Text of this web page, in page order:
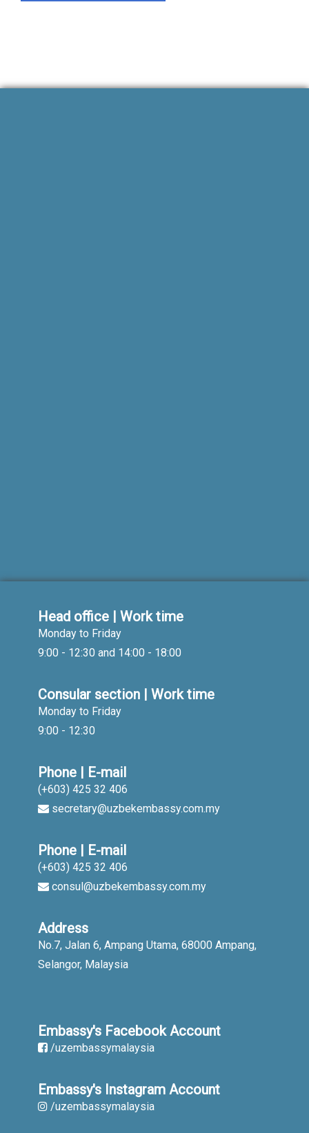
Head office | Work time
Monday to Friday
9:00 - 12:30 and 14:00 - 18:00
Consular section | Work time
Monday to Friday
9:00 - 12:30
Phone | E-mail
(+603) 425 32 406
secretary@uzbekembassy.com.my
Phone | E-mail
(+603) 425 32 406
consul@uzbekembassy.com.my
Address
No.7, Jalan 6, Ampang Utama, 68000 Ampang,
Selangor, Malaysia
Embassy's Facebook Account
/uzembassymalaysia
Embassy's Instagram Account
/uzembassymalaysia